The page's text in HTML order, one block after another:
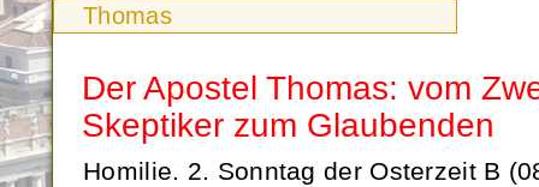
Thomas
Der Apostel Thomas: vom
Skeptiker zum Glaubenden
Homilie. 2. Sonntag der Osterzeit B